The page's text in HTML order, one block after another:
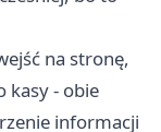
na stronę,
kasy - obie
informacji